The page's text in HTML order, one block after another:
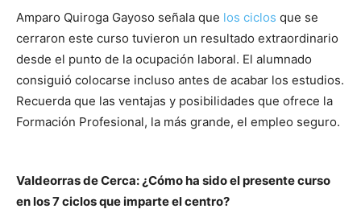
Amparo Quiroga Gayoso señala que los ciclos que se
cerraron este curso tuvieron un resultado extraordinario
desde el punto de la ocupación laboral. El alumnado
consiguió colocarse incluso antes de acabar los estudios.
Recuerda que las ventajas y posibilidades que ofrece la
Formación Profesional, la más grande, el empleo seguro.
Valdeorras de Cerca: ¿Cómo ha sido el presente curso
en los 7 ciclos que imparte el centro?